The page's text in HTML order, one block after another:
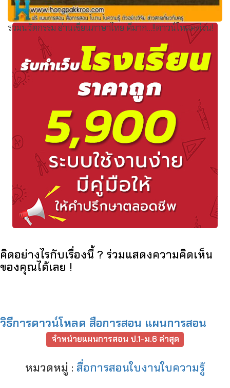
รวมนวัตกรรม อ่านเขียนภาษาไทย ดีมาก…!!ดาวน์โหลดด่วน!
คิดอย่างไรกับเรื่องนี้ ? ร่วมแสดงความคิดเห็น
ของคุณได้เลย !
วิธีการดาวน์โหลด สือการสอน แผนการสอน
จำหน่ายแผนการสอน ป.1-ม.6 ล่าสุด
หมวดหมู่ : สื่อการสอนใบงานใบความรู้